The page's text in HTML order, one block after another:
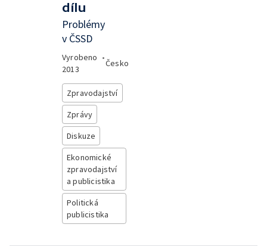
dílu
Problémy
v ČSSD
Vyrobeno
2013
•
Česko
Zpravodajství
Zprávy
Diskuze
Ekonomické
zpravodajství
a publicistika
Politická
publicistika